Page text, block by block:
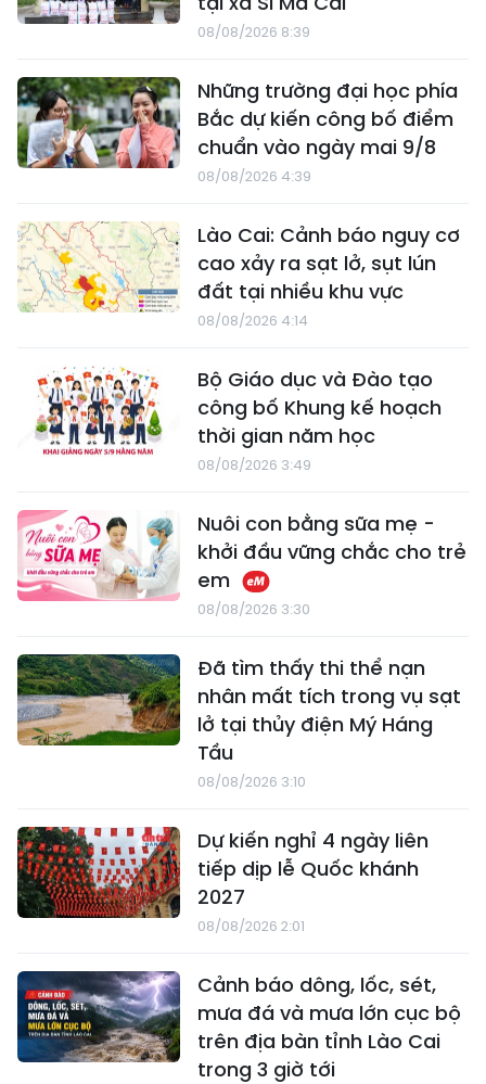
08/08/2026 8:39
Những trường đại học phía
Bắc dự kiến công bố điểm
chuẩn vào ngày mai 9/8
08/08/2026 4:39
Lào Cai: Cảnh báo nguy cơ
cao xảy ra sạt lở, sụt lún
đất tại nhiều khu vực
08/08/2026 4:14
Bộ Giáo dục và Đào tạo
công bố Khung kế hoạch
thời gian năm học
08/08/2026 3:49
Nuôi con bằng sữa mẹ -
khởi đầu vững chắc cho trẻ
em
08/08/2026 3:30
Đã tìm thấy thi thể nạn
nhân mất tích trong vụ sạt
lở tại thủy điện Mý Háng
Tầu
08/08/2026 3:10
Dự kiến nghỉ 4 ngày liên
tiếp dịp lễ Quốc khánh
2027
08/08/2026 2:01
Cảnh báo dông, lốc, sét,
mưa đá và mưa lớn cục bộ
trên địa bàn tỉnh Lào Cai
trong 3 giờ tới